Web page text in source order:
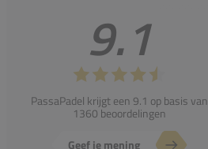
9.1
PassaPadel krijgt een 9.1 op basis van
1360 beoordelingen
Geef je mening